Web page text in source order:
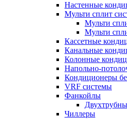
Настенные
Мульти сплит
Мульти
Мульти
Кассетные
Канальные
Колонные
Напольно-
Кондиционеры
VRF системы
Фанкойлы
Чиллеры